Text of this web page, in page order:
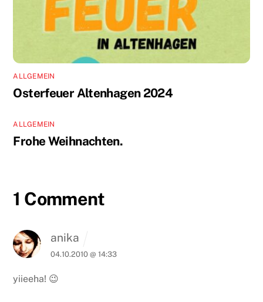
ALLGEMEIN
Osterfeuer Altenhagen 2024
ALLGEMEIN
Frohe Weihnachten.
1 Comment
anika
04.10.2010 @ 14:33
yiieeha! 😉